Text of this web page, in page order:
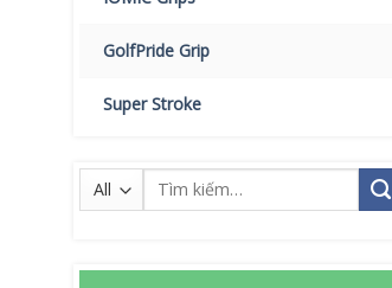
GolfPride Grip
Super Stroke
Tìm
kiếm: